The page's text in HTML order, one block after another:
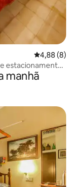
4,88 de uma
4,88 (8)
estacionamento
manhã